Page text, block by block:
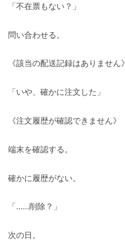
「不在票もない？」
問い合わせる。
《該当の配送記録はありません》
「いや、確かに注文した」
《注文履歴が確認できません》
端末を確認する。
確かに履歴がない。
「……削除？」
次の日。